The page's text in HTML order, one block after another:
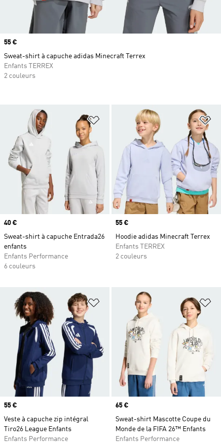
Ajouter à la Liste de produits
Prix
40 €
Sweat-shirt à capuche Entrada26
enfants
Enfants Performance
6 couleurs
Prix
55 €
Hoodie adidas Minecraft Terrex
Enfants TERREX
2 couleurs
Ajouter à la Liste de produits
Prix
55 €
Veste à capuche zip intégral
Tiro26 League Enfants
Enfants Performance
Prix
65 €
Sweat-shirt Mascotte Coupe du
Monde de la FIFA 26™ Enfants
Enfants Performance
Prix
55 €
Sweat-shirt à capuche adidas Minecraft Terrex
Enfants TERREX
2 couleurs